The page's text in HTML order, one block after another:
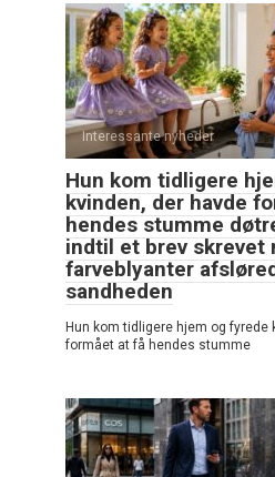
Interessante nyheder
Hun kom tidligere
kvinden, der havde
hendes stumme
indtil et brev skrevet
farveblyanter
sandheden
Hun kom tidligere hjem og fyrede
formået at få hendes stumme